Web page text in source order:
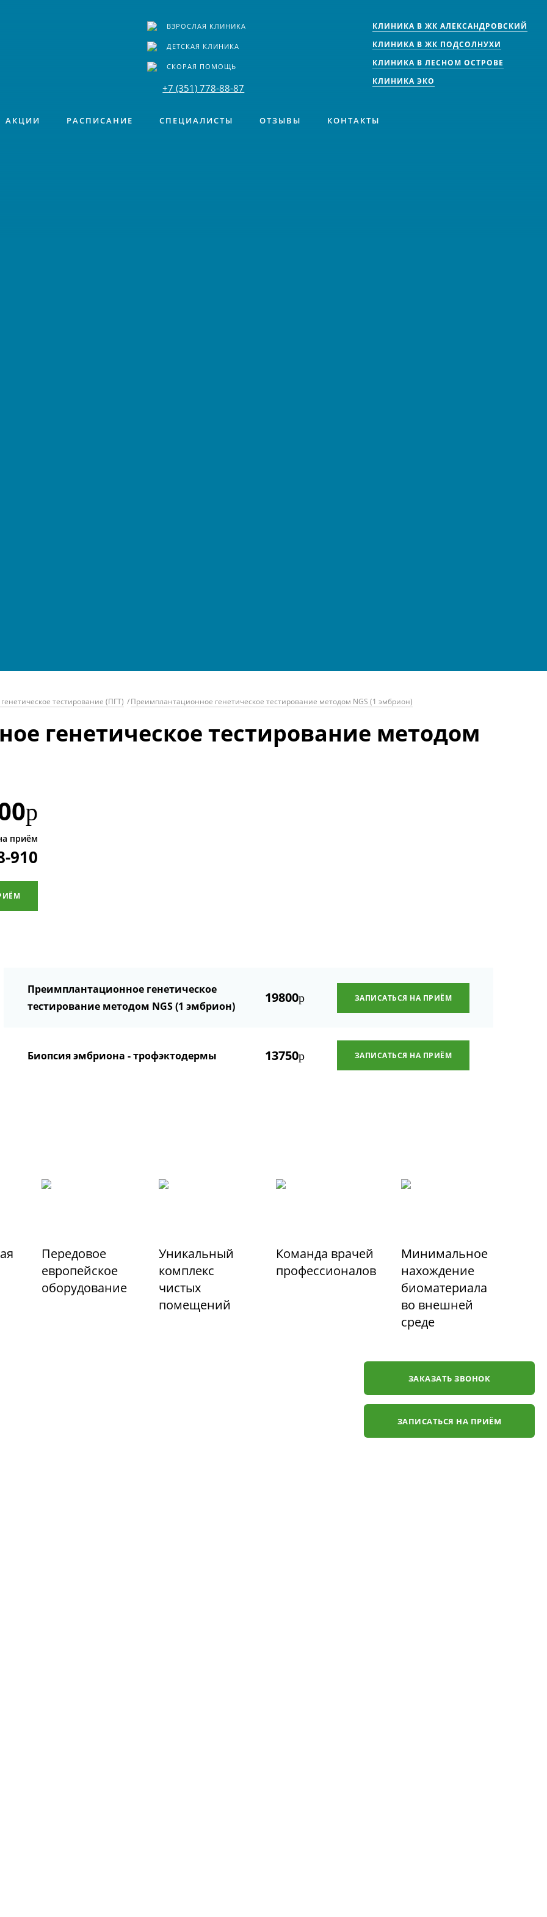
ВЗРОСЛАЯ КЛИНИКА
ДЕТСКАЯ КЛИНИКА
СКОРАЯ ПОМОЩЬ
+7 (351) 778-88-87
КЛИНИКА В ЖК АЛЕКСАНДРОВСКИЙ
КЛИНИКА В ЖК ПОДСОЛНУХИ
КЛИНИКА В ЛЕСНОМ ОСТРОВЕ
КЛИНИКА ЭКО
АКЦИИ РАСПИСАНИЕ СПЕЦИАЛИСТЫ ОТЗЫВЫ КОНТАКТЫ
тестирование (ПГТ) /Преимплантационное генетическое тестирование методом NGS (1 эмбрион)
генетическое тестирование методом
р
приём
910
Преимплантационное генетическое
тестирование методом NGS (1 эмбрион)
19800р ЗАПИСАТЬСЯ НА ПРИЁМ
Биопсия эмбриона - трофэктодермы 13750р ЗАПИСАТЬСЯ НА ПРИЁМ
Передовое
европейское
оборудование
Уникальный
комплекс
чистых
помещений
Команда врачей
профессионалов
Минимальное
нахождение
биоматериала
во внешней
среде
ЗАКАЗАТЬ ЗВОНОК
ЗАПИСАТЬСЯ НА ПРИЁМ